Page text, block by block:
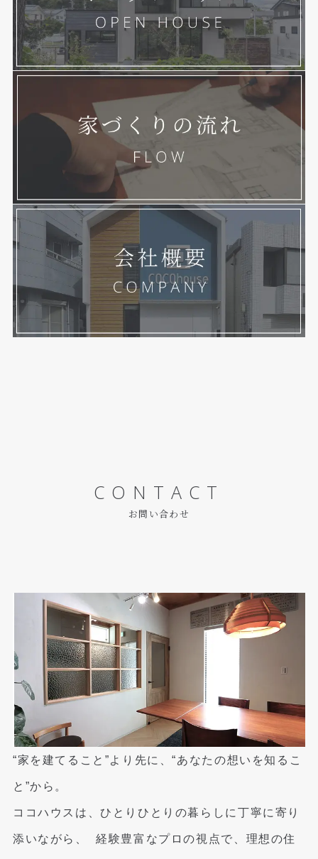
CONTACT
お問い合わせ
“家を建てること”より先に、“あなたの想いを知るこ
と”から。
ココハウスは、ひとりひとりの暮らしに丁寧に寄り
添いながら、経験豊富なプロの視点で、理想の住